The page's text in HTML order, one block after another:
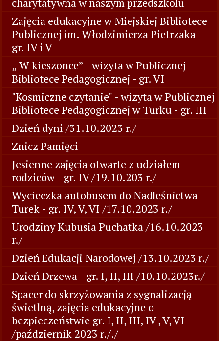
Zajęcia edukacyjne w Miejskiej Bibliotece
Publicznej im. Włodzimierza Pietrzaka -
gr. IV i V
„ W kieszonce” - wizyta w Publicznej
Bibliotece Pedagogicznej - gr. VI
"Kosmiczne czytanie" - wizyta w Publicznej
Bibliotece Pedagogicznej w Turku - gr. III
Dzień dyni /31.10.2023 r./
Znicz Pamięci
Jesienne zajęcia otwarte z udziałem
rodziców - gr. IV /19.10.203 r./
Wycieczka autobusem do Nadleśnictwa
Turek - gr. IV, V, VI /17.10.2023 r./
Urodziny Kubusia Puchatka /16.10.2023
r./
Dzień Edukacji Narodowej /13.10.2023 r./
Dzień Drzewa - gr. I, II, III /10.10.2023r./
Spacer do skrzyżowania z sygnalizacją
świetlną, zajęcia edukacyjne o
bezpieczeństwie gr. I, II, III, IV , V, VI
/październik 2023 r././